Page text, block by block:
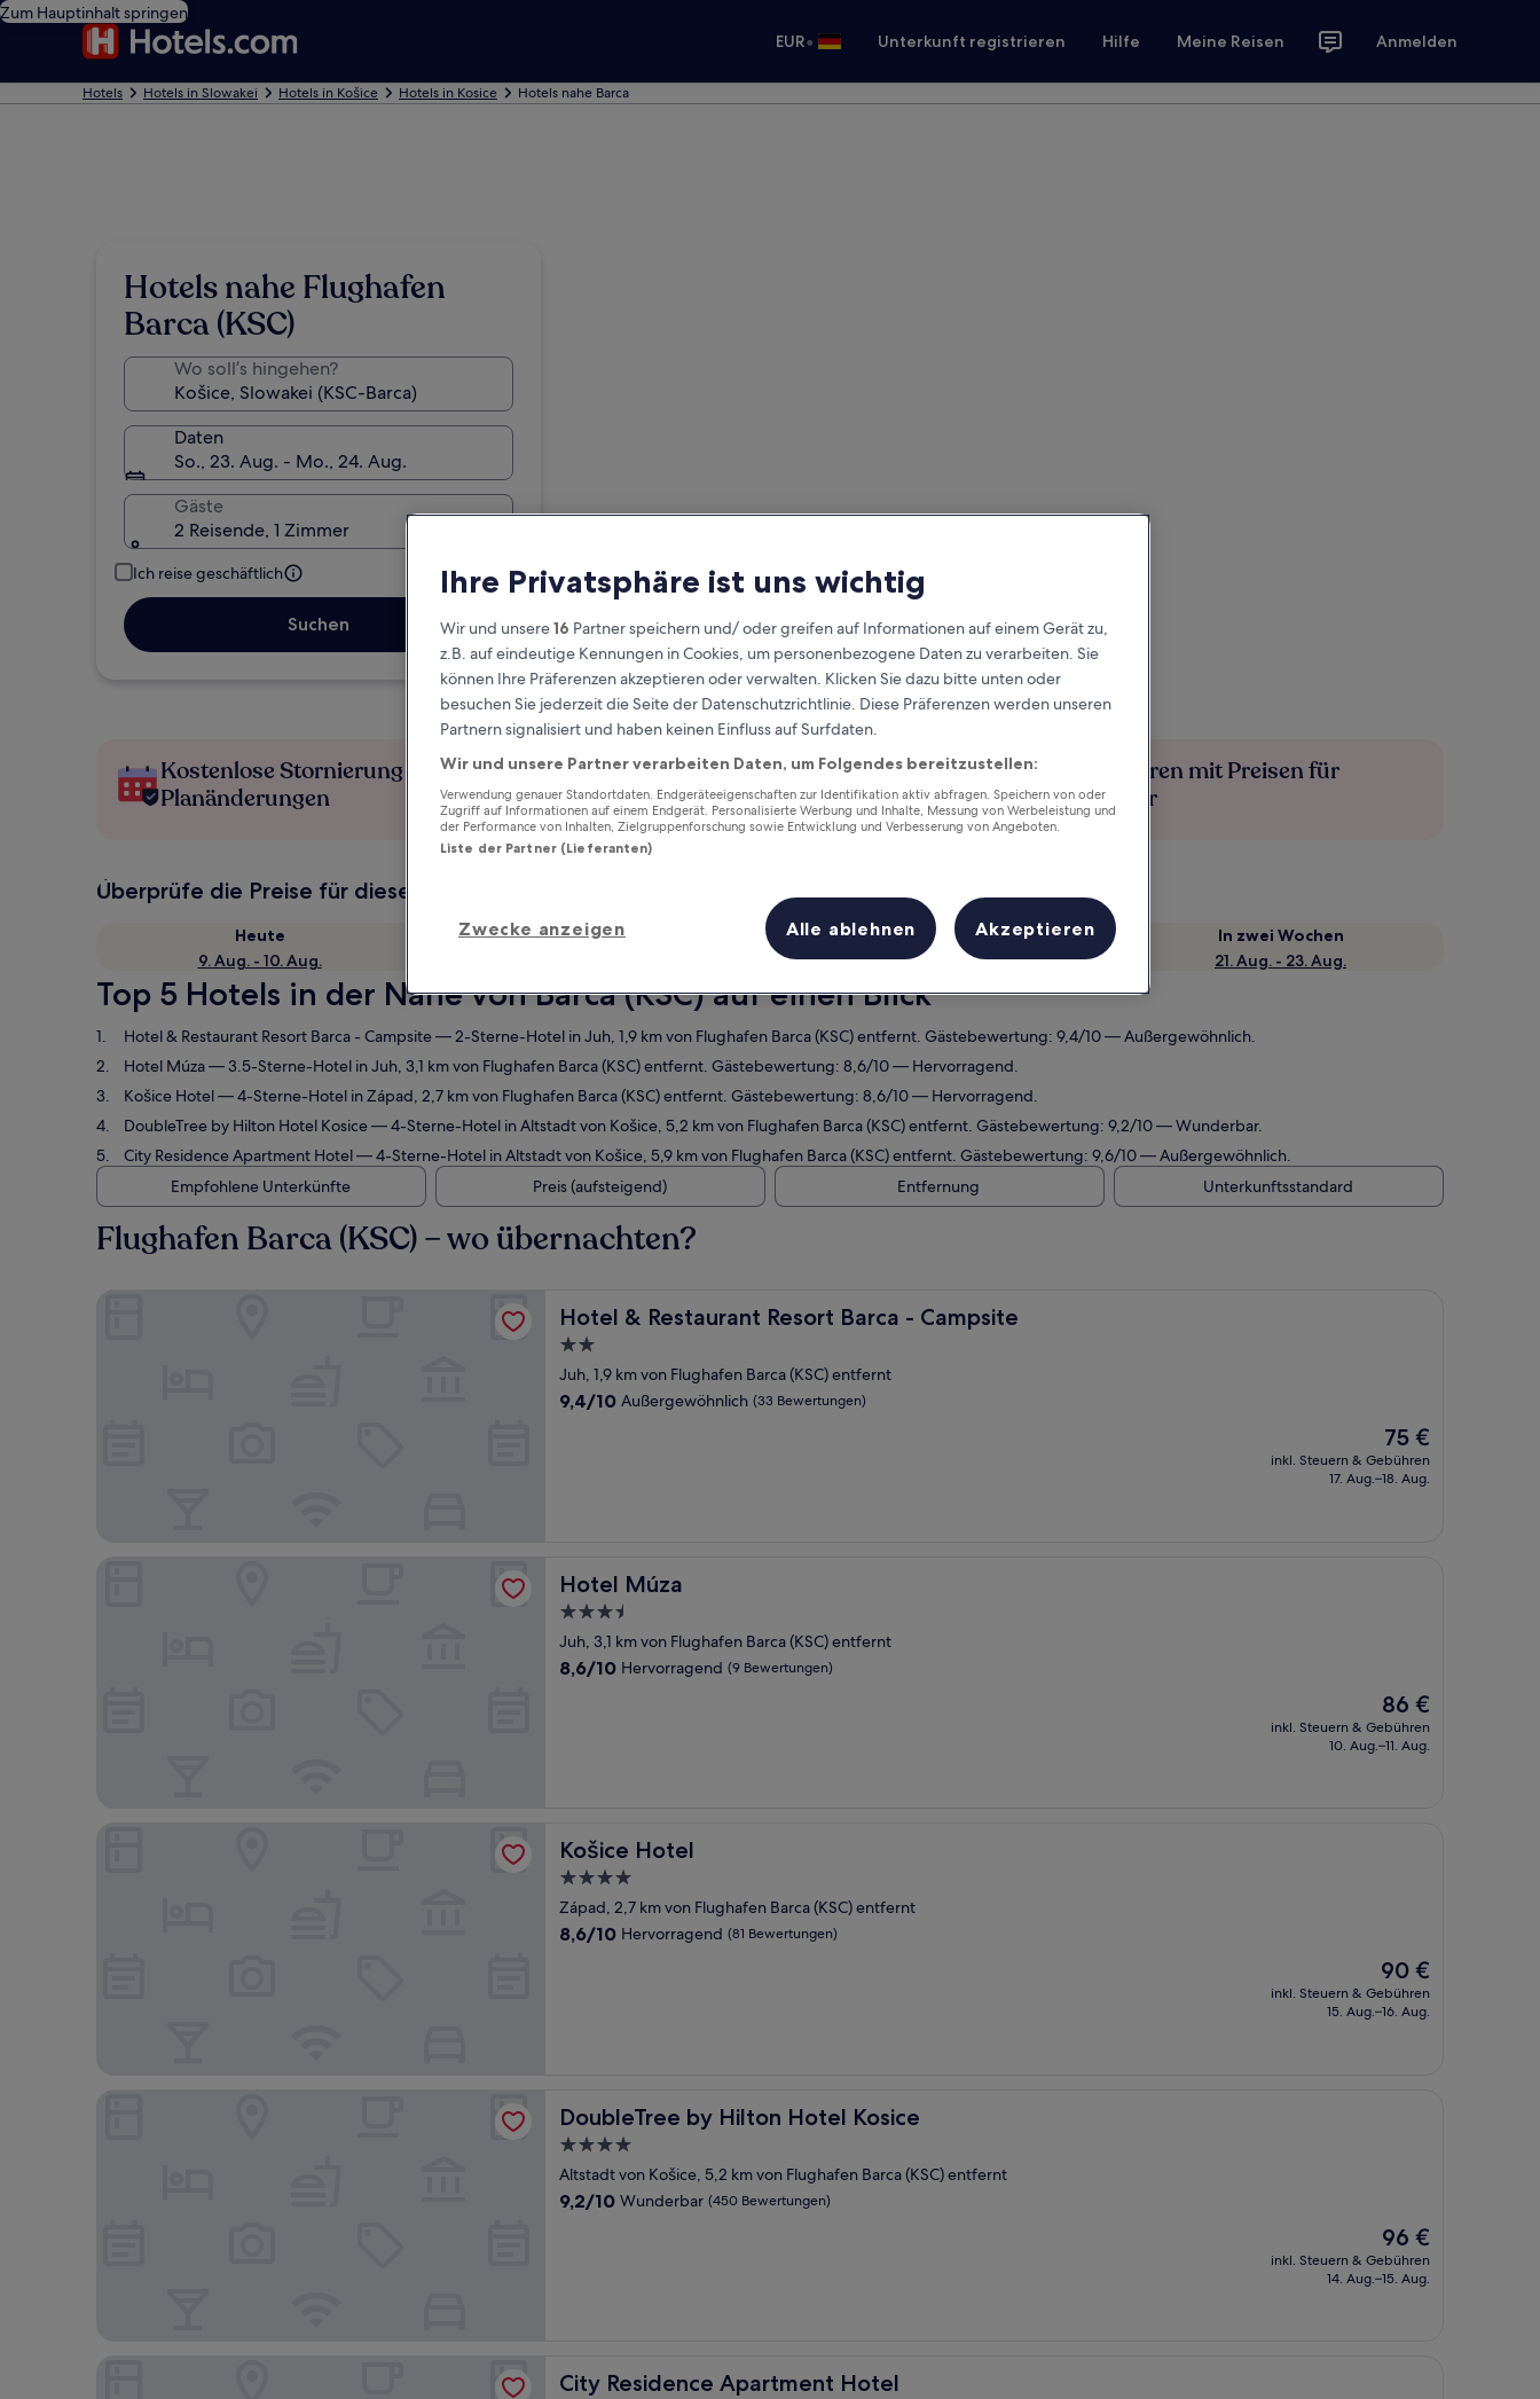
Zum Hauptinhalt springen
EUR• Unterkunft registrieren Hilfe Meine Reisen Anmelden
Hotels Hotels in Slowakei Hotels in Košice Hotels in Kosice Hotels nahe Barca
Hotels nahe Flughafen
Barca (KSC)
Wo soll’s hingehen?
Daten
So., 23. Aug. - Mo., 24. Aug.
Gäste
2 Reisende, 1 Zimmer
Ich reise geschäftlich
Suchen
Kostenlose Stornierung bei
Planänderungen
Verdiene Prämien für jede
wahrgenommene Übernachtung
Mehr sparen mit Preisen für
Mitglieder
Überprüfe die Preise für diese Daten
Heute
9. Aug. - 10. Aug.
Morgen
Nächstes Wochenende
14. Aug. - 16. Aug.
In zwei Wochen
21. Aug. - 23. Aug.
Top 5 Hotels in der Nähe von Barca (KSC) auf einen Blick
Hotel & Restaurant Resort Barca - Campsite— 2-Sterne-Hotel in Juh, 1,9 km von Flughafen Barca (KSC) entfernt. Gästebewertung: 9,4/10 — Außergewöhnlich.
Hotel Múza— 3.5-Sterne-Hotel in Juh, 3,1 km von Flughafen Barca (KSC) entfernt. Gästebewertung: 8,6/10 — Hervorragend.
Košice Hotel— 4-Sterne-Hotel in Západ, 2,7 km von Flughafen Barca (KSC) entfernt. Gästebewertung: 8,6/10 — Hervorragend.
DoubleTree by Hilton Hotel Kosice— 4-Sterne-Hotel in Altstadt von Košice, 5,2 km von Flughafen Barca (KSC) entfernt. Gästebewertung: 9,2/10 — Wunderbar.
City Residence Apartment Hotel— 4-Sterne-Hotel in Altstadt von Košice, 5,9 km von Flughafen Barca (KSC) entfernt. Gästebewertung: 9,6/10 — Außergewöhnlich.
Empfohlene Unterkünfte
Preis (aufsteigend) Entfernung Unterkunftsstandard
Flughafen Barca (KSC) – wo übernachten?
Hotel & Restaurant Resort Barca - Campsite
Hotel & Restaurant Resort Barca - Campsite
2.0-
Sterne-
Unterkunft
Juh, 1,9 km von Flughafen Barca (KSC) entfernt
9.4
9,4/10 Außergewöhnlich (33 Bewertungen)
Der
Preis
beträgt
75 €
inkl. Steuern & Gebühren
17. Aug.–18. Aug.
Hotel Múza
Hotel Múza
3.5-
Sterne-
Unterkunft
Juh, 3,1 km von Flughafen Barca (KSC) entfernt
8.6
8,6/10 Hervorragend (9 Bewertungen)
Der
Preis
beträgt
86 €
inkl. Steuern & Gebühren
10. Aug.–11. Aug.
Hotel Múza
Košice Hotel
Košice Hotel
4.0-
Sterne-
Unterkunft
Západ, 2,7 km von Flughafen Barca (KSC) entfernt
8.6
8,6/10 Hervorragend (81 Bewertungen)
Der
Preis
beträgt
90 €
inkl. Steuern & Gebühren
15. Aug.–16. Aug.
DoubleTree by Hilton Hotel Kosice
DoubleTree by Hilton Hotel Kosice
4.0-
Sterne-
Unterkunft
Altstadt von Košice, 5,2 km von Flughafen Barca (KSC) entfernt
9.2
9,2/10 Wunderbar (450 Bewertungen)
Der
Preis
beträgt
96 €
inkl. Steuern & Gebühren
14. Aug.–15. Aug.
DoubleTree by Hilton Hotel Kosice
City Residence Apartment Hotel
City Residence Apartment Hotel
Ihre Privatsphäre ist uns wichtig
Wir und unsere16 Partner speichern und/ oder greifen auf Informationen auf einem Gerät zu,
z.B. auf eindeutige Kennungen in Cookies, um personenbezogene Daten zu verarbeiten. Sie
können Ihre Präferenzen akzeptieren oder verwalten. Klicken Sie dazu bitte unten oder
besuchen Sie jederzeit die Seite der Datenschutzrichtlinie. Diese Präferenzen werden unseren
Partnern signalisiert und haben keinen Einfluss auf Surfdaten.
Wir und unsere Partner verarbeiten Daten, um Folgendes bereitzustellen:
Verwendung genauer Standortdaten. Endgeräteeigenschaften zur Identifikation aktiv abfragen. Speichern von oder
Zugriff auf Informationen auf einem Endgerät. Personalisierte Werbung und Inhalte, Messung von Werbeleistung und
der Performance von Inhalten, Zielgruppenforschung sowie Entwicklung und Verbesserung von Angeboten.
Liste der Partner (Lieferanten)
Zwecke anzeigen Alle ablehnen Akzeptieren